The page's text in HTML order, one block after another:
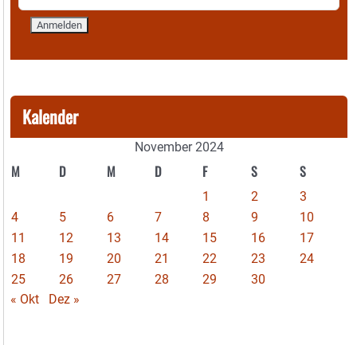
Kalender
November 2024
M D M D F S S
1 2
3
4
5 6 7 8 9
10
11
12 13 14 15 16
17
18
19 20 21 22 23
24
25
26 27 28 29
30
« Okt
Dez »